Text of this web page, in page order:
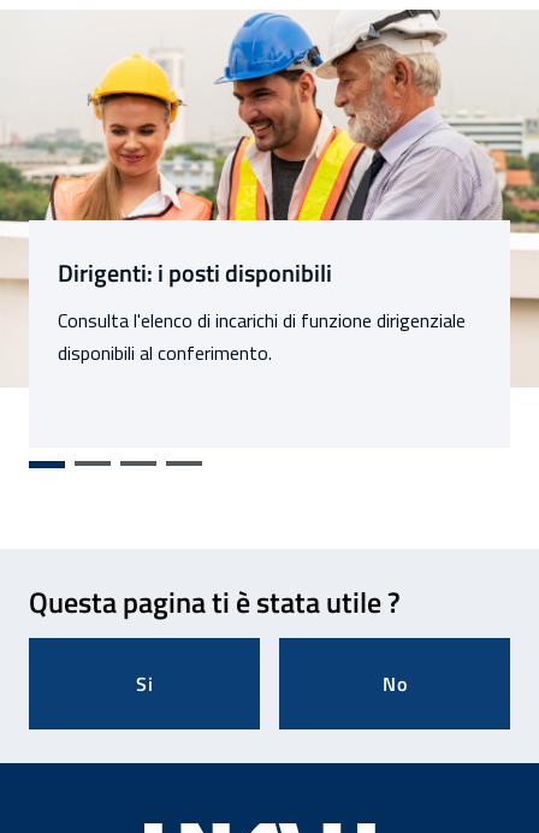
Sezioni
Dirigenti: i posti disponibili
Consulta l'elenco di incarichi di funzione dirigenziale
disponibili al conferimento.
Questa pagina ti è stata utile ?
Si No